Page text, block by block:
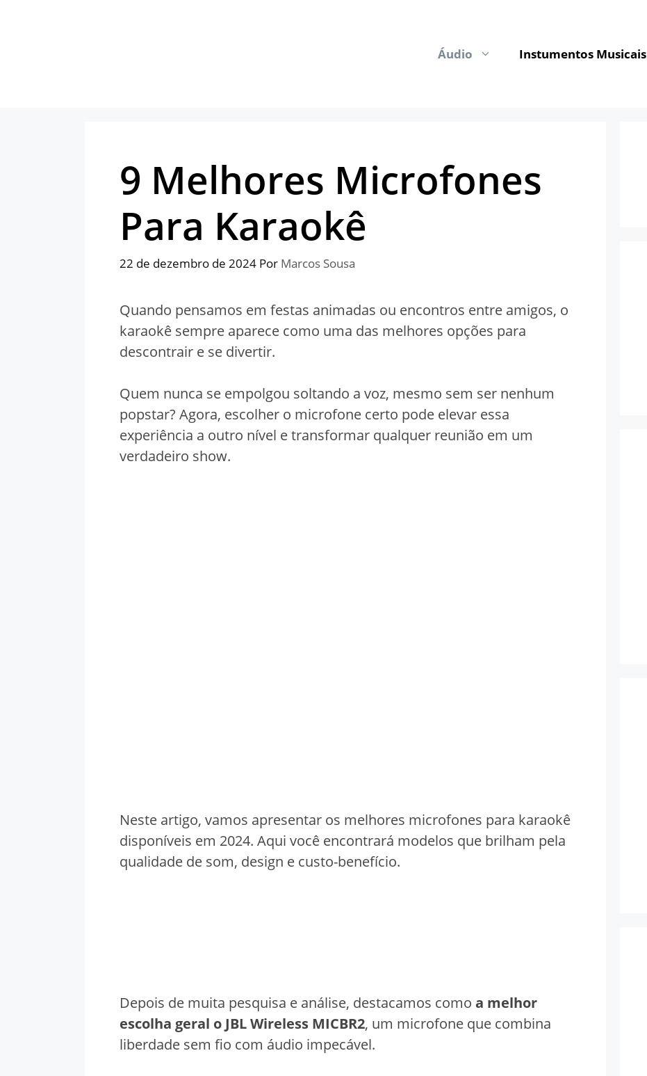
Áudio Instumentos Musicais
9 Melhores Microfones
Para Karaokê
22 de dezembro de 2024 Por Marcos Sousa
Quando pensamos em festas animadas ou encontros entre amigos, o
karaokê sempre aparece como uma das melhores opções para
descontrair e se divertir.
Quem nunca se empolgou soltando a voz, mesmo sem ser nenhum
popstar? Agora, escolher o microfone certo pode elevar essa
experiência a outro nível e transformar qualquer reunião em um
verdadeiro show.
Neste artigo, vamos apresentar os melhores microfones para karaokê
disponíveis em 2024. Aqui você encontrará modelos que brilham pela
qualidade de som, design e custo-benefício.
Depois de muita pesquisa e análise, destacamos como a melhor
escolha geral o JBL Wireless MICBR2, um microfone que combina
liberdade sem fio com áudio impecável.